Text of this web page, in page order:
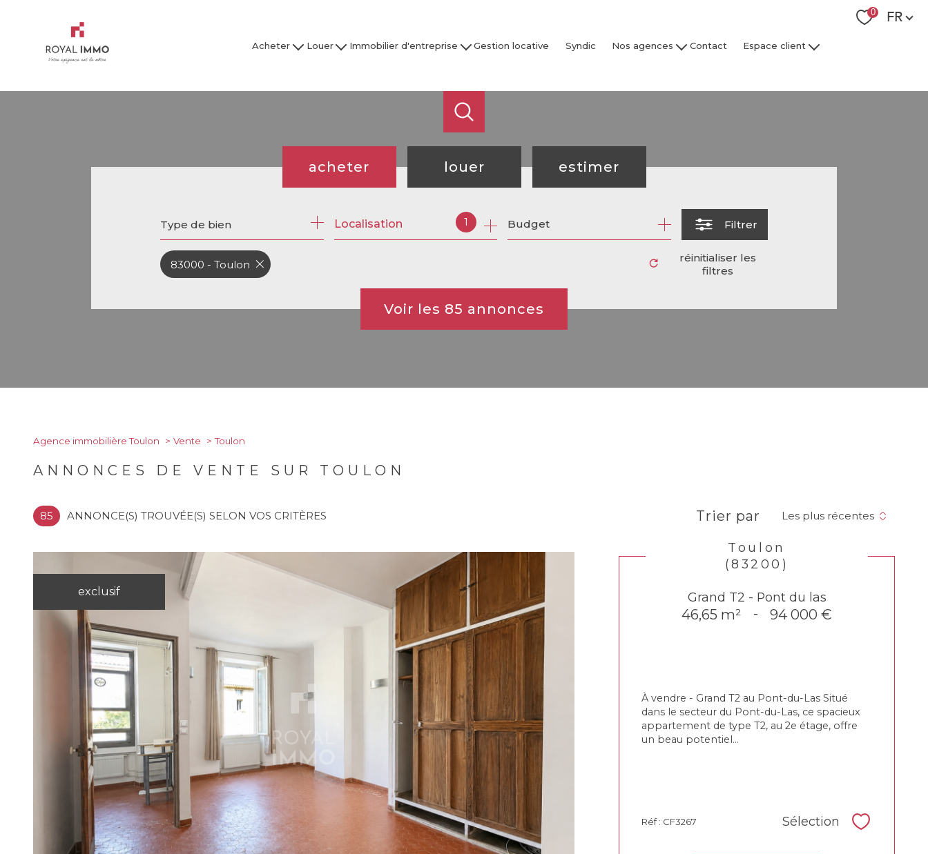
0 FR
Acheter
Appartement
Tous nos biens
Louer
Appartement
Tous nos biens
Immobilier d'entreprise
Louer
Vendre / Faire Gérer
Gestion locative Syndic Nos agences Contact Espace client
Espace Client Gestion Locative
acheter
de l'ancien
de l'immo pro
louer
à l'année
de l'immo pro
estimer
Type de bien 1
Localisation Budget Filtrer
Voir les 85 annonces
83000 - Toulon
réinitialiser les
filtres
Agence immobilière Toulon Vente Toulon
ANNONCES DE VENTE SUR TOULON
85 ANNONCE(S) TROUVÉE(S) SELON VOS CRITÈRES Trier par Les plus récentes
exclusif
Toulon
(83200)
Grand T2 - Pont du las
46,65 m² - 94 000 €
À vendre - Grand T2 au Pont-du-Las Situé
dans le secteur du Pont-du-Las, ce spacieux
appartement de type T2, au 2e étage, offre
un beau potentiel...
Réf : CF3267 Sélection